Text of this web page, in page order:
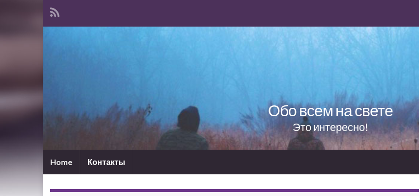
Обо всем на свете
Это интересно!
Home Контакты